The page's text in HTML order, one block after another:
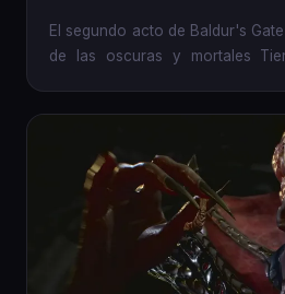
El segundo acto de Baldur's
de las oscuras y mortales